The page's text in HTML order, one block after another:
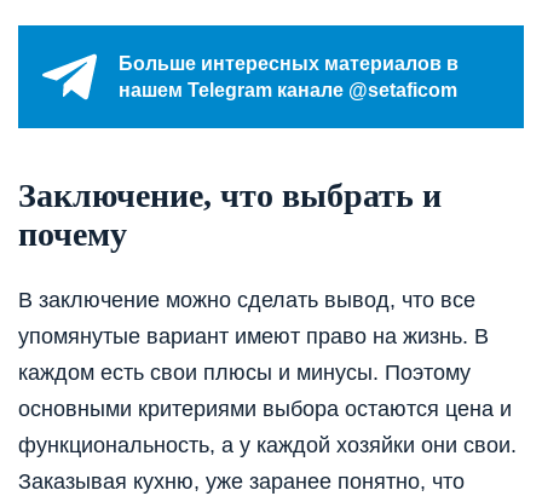
Больше интересных материалов в
нашем Telegram канале @setaficom
Заключение, что выбрать и
почему
В заключение можно сделать вывод, что все
упомянутые вариант имеют право на жизнь. В
каждом есть свои плюсы и минусы. Поэтому
основными критериями выбора остаются цена и
функциональность, а у каждой хозяйки они свои.
Заказывая кухню, уже заранее понятно, что